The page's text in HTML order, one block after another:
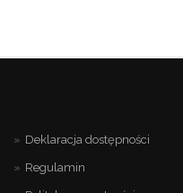
Deklaracja dostępności
Regulamin